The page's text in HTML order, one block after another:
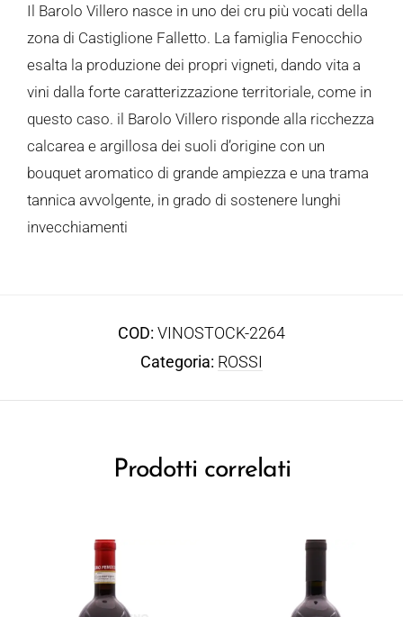
Il Barolo Villero nasce in uno dei cru più vocati della
zona di Castiglione Falletto. La famiglia Fenocchio
esalta la produzione dei propri vigneti, dando vita a
vini dalla forte caratterizzazione territoriale, come in
questo caso. il Barolo Villero risponde alla ricchezza
calcarea e argillosa dei suoli d’origine con un
bouquet aromatico di grande ampiezza e una trama
tannica avvolgente, in grado di sostenere lunghi
invecchiamenti
COD: VINOSTOCK-2264
Categoria: ROSSI
Prodotti correlati